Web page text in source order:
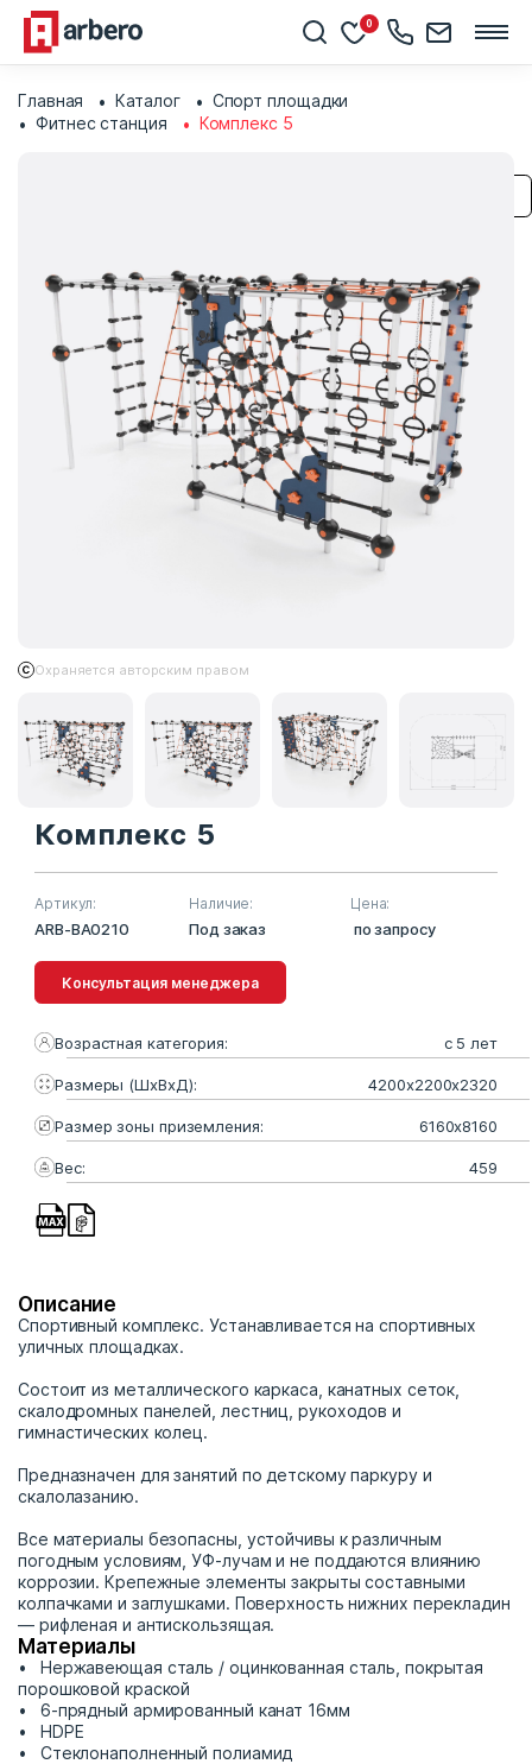
0
Главная Каталог
Спорт площадки
Фитнес станция
Комплекс 5
Охраняется авторским правом
Комплекс 5
Артикул:
ARB-BA0210
Наличие:
Под заказ
Цена:
по запросу
Консультация менеджера
Возрастная категория: с 5 лет
Размеры (ШхВхД): 4200х2200х2320
Размер зоны приземления: 6160х8160
Вес: 459
Описание
Спортивный комплекс. Устанавливается на спортивных
уличных площадках.
Состоит из металлического каркаса, канатных сеток,
скалодромных панелей, лестниц, рукоходов и
гимнастических колец.
Предназначен для занятий по детскому паркуру и
скалолазанию.
Все материалы безопасны, устойчивы к различным
погодным условиям, УФ-лучам и не поддаются влиянию
коррозии. Крепежные элементы закрыты составными
колпачками и заглушками. Поверхность нижних перекладин
— рифленая и антискользящая.
Материалы
Нержавеющая сталь / оцинкованная сталь, покрытая
порошковой краской
6-прядный армированный канат 16мм
HDPE
Стеклонаполненный полиамид